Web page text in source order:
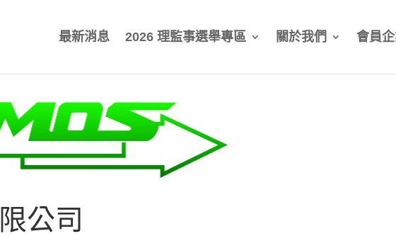
最新消息 2026 理監事選舉專區 關於我們 會員
公司